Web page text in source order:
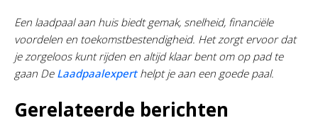
Een laadpaal aan huis biedt gemak, snelheid, financiële
voordelen en toekomstbestendigheid. Het zorgt ervoor dat
je zorgeloos kunt rijden en altijd klaar bent om op pad te
gaan De Laadpaalexperthelpt je aan een goede paal.
Gerelateerde berichten